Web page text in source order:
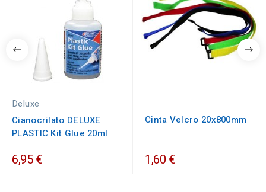
Deluxe
Cianocrilato DELUXE
PLASTIC Kit Glue 20ml
6,95 €
Cinta Velcro 20x800mm
1,60 €